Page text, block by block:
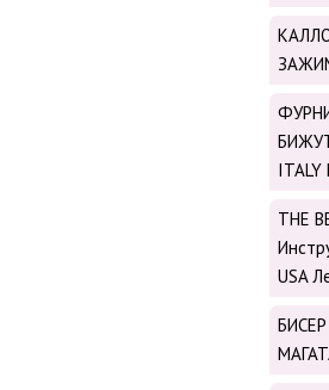
ITALY
THE
USA